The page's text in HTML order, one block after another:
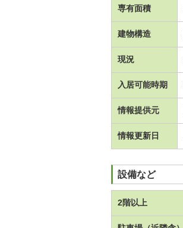
専有面積
建物構造
現況
入居可能時期
情報提供元
情報更新日
設備など
2階以上